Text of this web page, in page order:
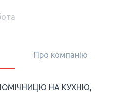
Про компанію
НА КУХНЮ,